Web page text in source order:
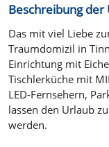
Beschreibung
Das mit viel Liebe
Traumdomizil in
Einrichtung mit
Tischlerküche mit
LED-Fernsehern,
lassen den Urlaub
werden.